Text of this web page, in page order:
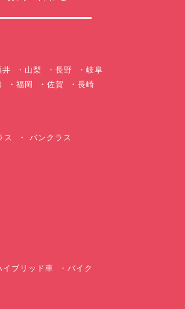
井 山梨 長野
岐阜
福岡 佐賀
長崎
ス
バンクラス
イブリッド車
バイク